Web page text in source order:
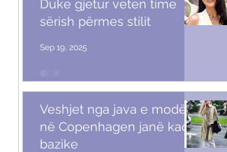
Duke gjetur veten time
sërish përmes stilit
Sep 19, 2025
Veshjet nga java e modës
në Copenhagen janë kaq
bazike